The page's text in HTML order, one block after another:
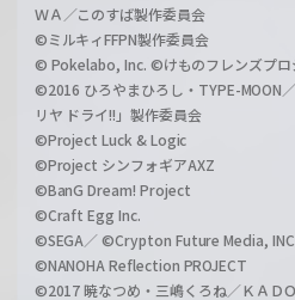
ＷＡ／このすば製作委員会
©ミルキィFFPN製作委員会
© Pokelabo, Inc. ©けものフレンズプロ
©2016 ひろやまひろし・TYPE-MOON
リヤ ドライ!!」製作委員会
©Project Luck & Logic
©Project シンフォギアAXZ
©BanG Dream! Project
©Craft Egg Inc.
©SEGA／ ©Crypton Future Media,
©NANOHA Reflection PROJECT
©2017 暁なつめ・三嶋くろね／ＫＡＤ